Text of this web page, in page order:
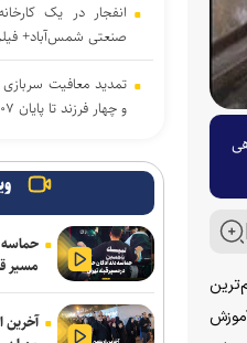
انفجار در یک
صنعتی شمس‌آباد+
تمدید معافیت
و چهار فرزند تا پایان ۱۴۰۷
سارق کامپیوتر
تهران دستگیر شد+
واگذاری یک ملک
غیردولتی/ اعتراض
آموزش و پرورش
رفع محدودیت
مسیر
آخرین